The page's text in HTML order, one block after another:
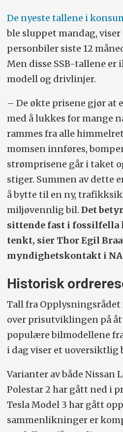
De nyeste tallene i
ble sluppet mandag,
personbiler siste 12
Men disse SSB-tallene er
modell og drivlinjer.
– De økte prisene gjør at
med å lukkes for mange
rammes fra alle
momsen innføres,
strømprisene går i taket
stiger. Summen av dette
å bytte til en ny,
miljøvennlig bil. Det
sittende fast i fossilfella
tenkt, sier Thor Egil
myndighetskontakt i
Historisk
Tall fra
over prisutviklingen på
populære bilmodellene
i dag viser et uoversiktlig
Varianter av både Nissan
Polestar 2 har gått ned i
Tesla Model 3 har gått
sammenlikninger er